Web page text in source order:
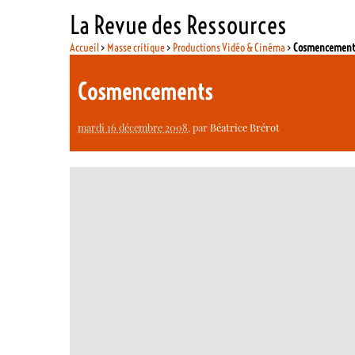
La Revue des Ressources
Accueil> Masse critique> Productions Vidéo & Cinéma >
Cosmencements
mardi 16 décembre 2008, parBéatrice Brérot